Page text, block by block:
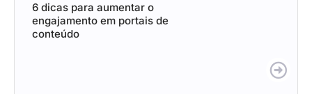
6 dicas para aumentar o
engajamento em portais de
conteúdo